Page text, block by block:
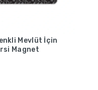
Mevlüt İçin
Magnet